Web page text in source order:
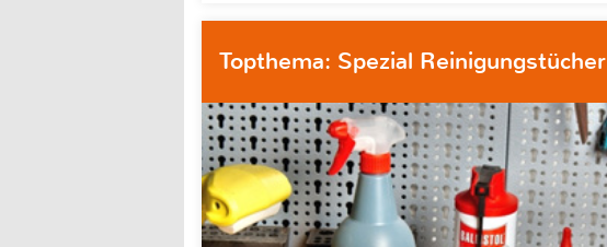
Topthema: Spezial Reinigungstücher